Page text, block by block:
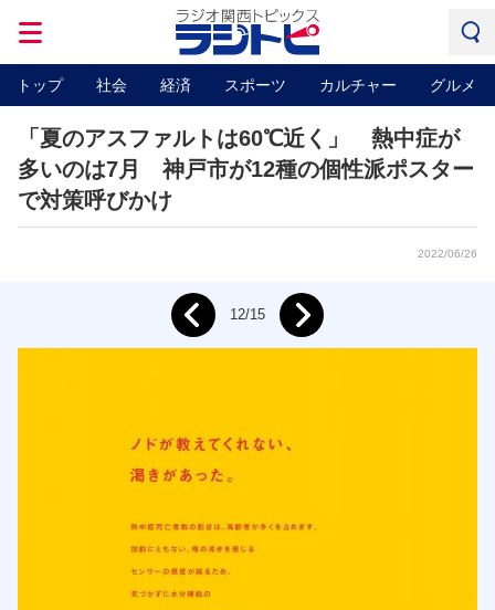
トップ 社会 経済 スポーツ カルチャー グルメ
「夏のアスファルトは60℃近く」 熱中症が
多いのは7月 神戸市が12種の個性派ポスター
で対策呼びかけ
2022/06/26
Prev 12/15 Next